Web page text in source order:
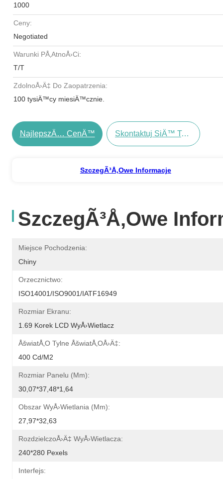
1000
Ceny:
Negotiated
Warunki PÅ‚atnoÅ›ci:
T/T
ZdolnoÅ›Ä‡ Do Zaopatrzenia:
100 tysiÄ™cy miesiÄ™cznie.
NajlepszÄ… CenÄ™ Skontaktuj SiÄ™ Teraz
SzczegÃ³Å‚owe Informacje
SzczegÃ³Å‚owe
Miejsce Pochodzenia:
Chiny
Orzecznictwo:
ISO14001/ISO9001/IATF16949
Rozmiar Ekranu:
1.69 Korek LCD WyÅ›wietlacz
ÅšwiatÅ‚o Tylne ÅšwiatÅ‚oÅ›Ä‡:
400 Cd/m2
Rozmiar Panelu (mm):
30,07*37,48*1,64
Obszar WyÅ›wietlania (mm):
27,97*32,63
RozdzielczoÅ›Ä‡ WyÅ›wietlacza:
240*280 Pexels
Interfejs: